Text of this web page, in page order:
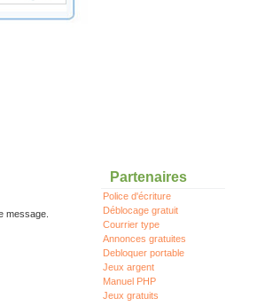
message.
Partenaires
Police d'écriture
Déblocage gratuit
Courrier type
Annonces gratuites
Debloquer portable
Jeux argent
Manuel PHP
Jeux gratuits